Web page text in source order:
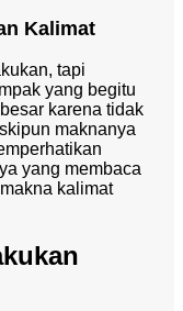
Kalimat
tapi
yang begitu
karena tidak
maknanya
yang membaca
kalimat